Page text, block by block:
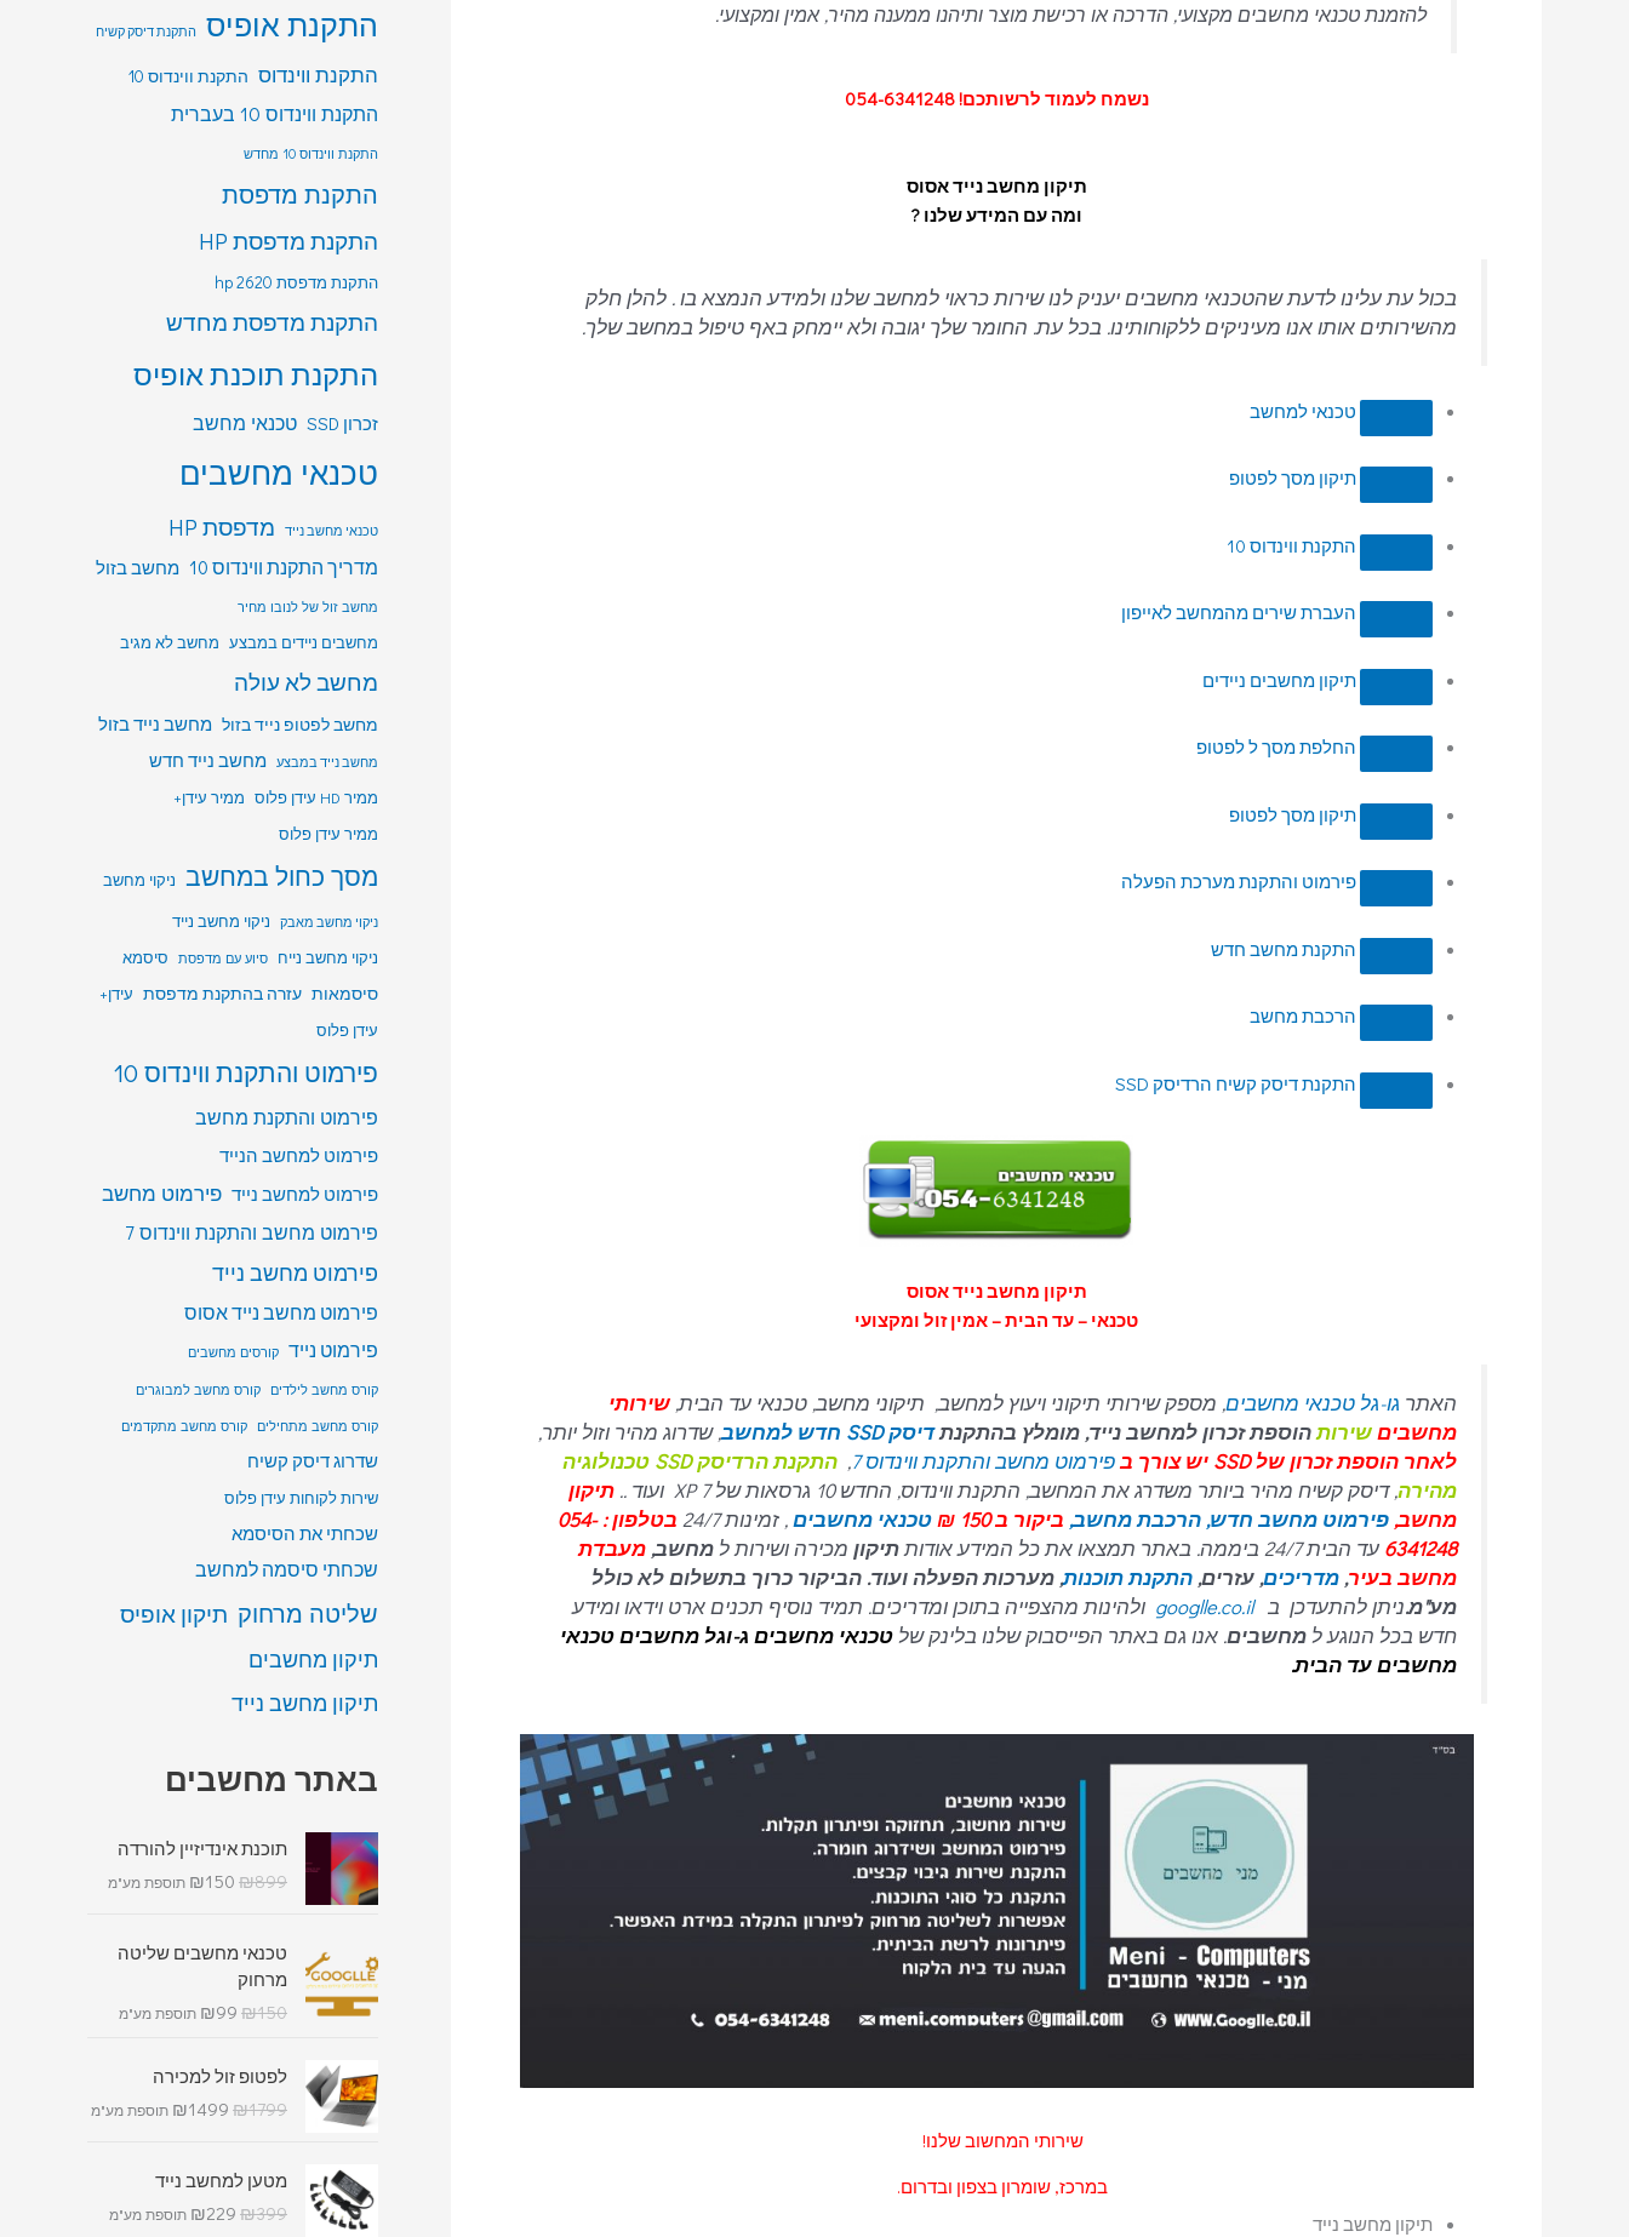
להזמנת טכנאי מחשבים מקצועי, הדרכה או רכישת מוצר ותיהנו ממענה מהיר, אמין ומקצועי.
נשמח לעמוד לרשותכם! 054-6341248
תיקון מחשב נייד אסוס
ומה עם המידע שלנו ?
בכול עת עלינו לדעת שהטכנאי מחשבים יעניק לנו שירות כראוי למחשב שלנו ולמידע הנמצא בו . להלן חלק
מהשירותים אותו אנו מעיניקים ללקוחותינו. בכל עת. החומר שלך יגובה ולא יימחק באף טיפול במחשב שלך.
טכנאי למחשב
תיקון מסך לפטופ
התקנת ווינדוס 10
העברת שירים מהמחשב לאייפון
תיקון מחשבים ניידים
החלפת מסך ל לפטופ
תיקון מסך לפטופ
פירמוט והתקנת מערכת הפעלה
התקנת מחשב חדש
הרכבת מחשב
התקנת דיסק קשיח הרדיסק SSD
תיקון מחשב נייד אסוס
טכנאי – עד הבית – אמין זול ומקצועי
האתר גו-גל טכנאי מחשבים, מספק שירותי תיקוני ויעוץ למחשב, תיקוני מחשב, טכנאי עד הבית, שירותי
מחשביםשירותהוספת זכרון למחשב נייד, מומלץ בהתקנתדיסק SSD חדש למחשב
, שדרוג מהיר וזול יותר,
לאחר הוספת זכרון של SSD יש צורך ב
פירמוט מחשב והתקנת ווינדוס 7 ,
התקנת הרדיסק SSD טכנולוגיה
מהירה, דיסק קשיח מהיר ביותר משדרג את המחשב, התקנת ווינדוס, החדש 10 גרסאות של 7 XP ועוד ..
תיקון
מחשב, פירמוט מחשב חדש, הרכבת מחשב, ביקור ב 150 ₪ טכנאי מחשבים, זמינות 24/7
בטלפון : 054-
6341248 עד הבית 24/7 ביממה. באתר תמצאו את כל המידע אודות תיקון מכירה ושירות ל מחשב, מעבדת
מחשב בעיר, מדריכים, עזרים, התקנת תוכנות, מערכות הפעלה ועוד. הביקור כרוך בתשלום לא כולל
מע"מ.ניתן להתעדכן בgooglle.co.il ולהינות מהצפייה בתוכן ומדריכים. תמיד נוסיף תכנים ארט וידאו ומידע
חדש בכל הנוגע ל מחשבים. אנו גם באתר הפייסבוק שלנו בלינק של טכנאי מחשבים ג-וגל מחשבים טכנאי
מחשבים עד הבית.
שירותי המחשוב שלנו!
במרכז, שומרון בצפון ובדרום.
תיקון מחשב נייד
התקנת אופיס התקנת דיסק קשיח
התקנת ווינדוס התקנת ווינדוס 10
התקנת ווינדוס 10 בעברית
התקנת ווינדוס 10 מחדש
התקנת מדפסת
התקנת מדפסת HP
התקנת מדפסת hp 2620
התקנת מדפסת מחדש
התקנת תוכנת אופיס
זכרון SSD טכנאי מחשב
טכנאי מחשבים
טכנאי מחשב נייד מדפסת HP
מדריך התקנת ווינדוס 10 מחשב בזול
מחשב זול של לנובו מחיר
מחשבים ניידים במבצע מחשב לא מגיב
מחשב לא עולה
מחשב לפטופ נייד בזול מחשב נייד בזול
מחשב נייד במבצע מחשב נייד חדש
ממיר HD עידן פלוס
ממיר עידן+
ממיר עידן פלוס
מסך כחול במחשב ניקוי מחשב
ניקוי מחשב מאבק
ניקוי מחשב נייד
ניקוי מחשב נייח סיוע עם מדפסת סיסמא
סיסמאות עזרה בהתקנת מדפסת עידן+
עידן פלוס
פירמוט והתקנת ווינדוס 10
פירמוט והתקנת מחשב
פירמוט למחשב הנייד
פירמוט למחשב נייד פירמוט מחשב
פירמוט מחשב והתקנת ווינדוס 7
פירמוט מחשב נייד
פירמוט מחשב נייד אסוס
פירמוט נייד קורסים מחשבים
קורס מחשב לילדים קורס מחשב למבוגרים
קורס מחשב מתחילים קורס מחשב מתקדמים
שדרוג דיסק קשיח
שירות לקוחות עידן פלוס
שכחתי את הסיסמא
שכחתי סיסמה למחשב
שליטה מרחוק תיקון אופיס
תיקון מחשבים
תיקון מחשב נייד
באתר מחשבים
תוכנת אינדיזיין להורדה
₪899
₪150 תוספת מע"מ
טכנאי מחשבים שליטה
מרחוק
₪150
₪99 תוספת מע"מ
לפטופ זול למכירה
₪1799
₪1499 תוספת מע"מ
מטען למחשב נייד
₪399
₪229 תוספת מע"מ